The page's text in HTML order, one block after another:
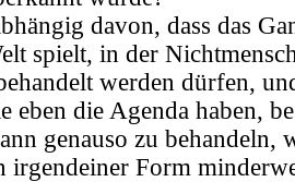
davon, dass das
spielt, in der
werden dürfen,
eben die Agenda haben,
genauso zu behandeln,
irgendeiner Form